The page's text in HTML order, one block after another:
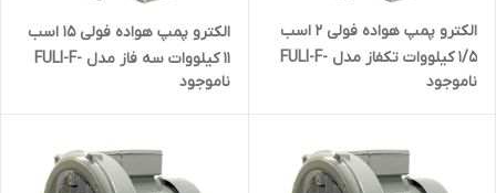
الکترو پمپ هواده فولی 2 اسب
1/5 کیلووات تکفاز مدل FULI-F-
HG-1500B
ناموجود
الکترو پمپ هواده فولی 15 اسب
11 کیلووات سه فاز مدل FULI-F-
HG-11000SB
ناموجود